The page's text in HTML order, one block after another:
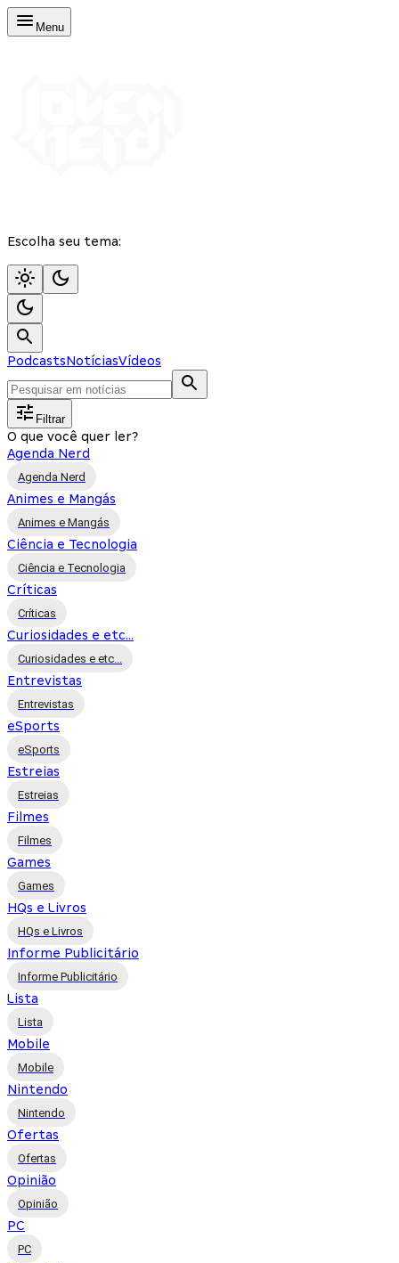
Menu
Escolha seu tema:
PodcastsNotíciasVídeos
Filtrar
O que você quer ler?
Agenda Nerd
Agenda Nerd
Animes e Mangás
Animes e Mangás
Ciência e Tecnologia
Ciência e Tecnologia
Críticas
Críticas
Curiosidades e etc...
Curiosidades e etc...
Entrevistas
Entrevistas
eSports
eSports
Estreias
Estreias
Filmes
Filmes
Games
Games
HQs e Livros
HQs e Livros
Informe Publicitário
Informe Publicitário
Lista
Lista
Mobile
Mobile
Nintendo
Nintendo
Ofertas
Ofertas
Opinião
Opinião
PC
PC